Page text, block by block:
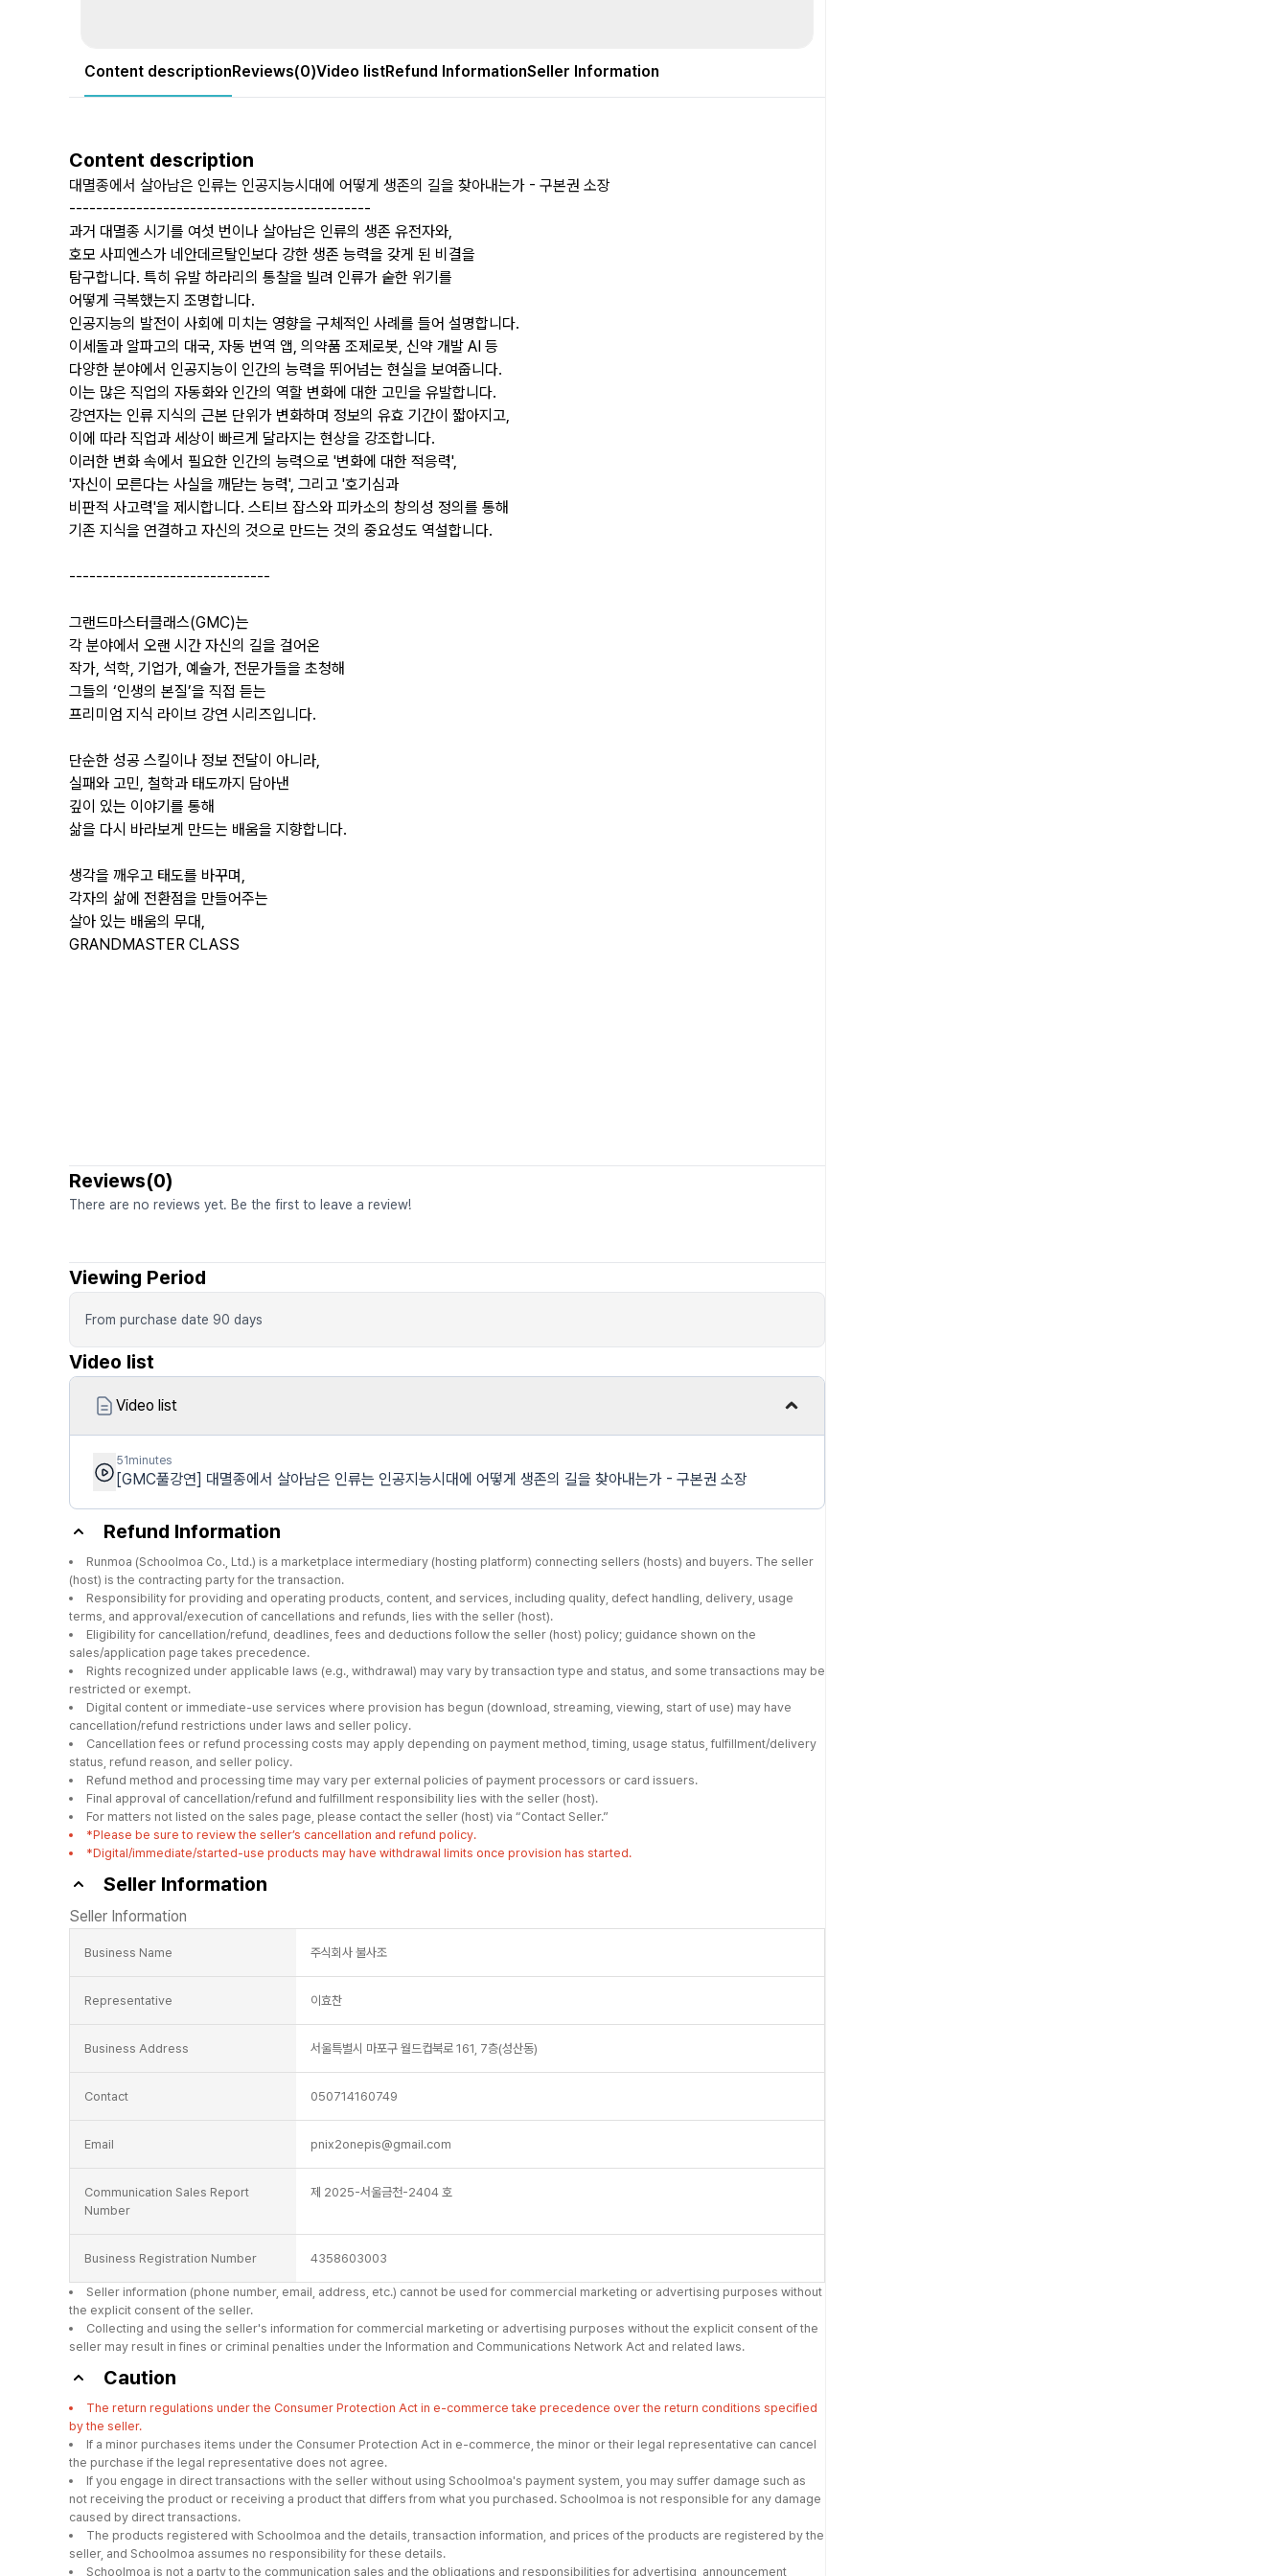
Content descriptionReviews(0)Video listRefund InformationSeller Information
Viewing Period
From purchase date 90 days
Video list
Video list
51minutes
[GMC풀강연] 대멸종에서 살아남은 인류는 인공지능시대에 어떻게 생존의 길을 찾아내는가 - 구본권 소장
Content description
대멸종에서 살아남은 인류는 인공지능시대에 어떻게 생존의 길을 찾아내는가 - 구본권 소장
---------------------------------------------
과거 대멸종 시기를 여섯 번이나 살아남은 인류의 생존 유전자와,
호모 사피엔스가 네안데르탈인보다 강한 생존 능력을 갖게 된 비결을
탐구합니다. 특히 유발 하라리의 통찰을 빌려 인류가 숱한 위기를
어떻게 극복했는지 조명합니다.
인공지능의 발전이 사회에 미치는 영향을 구체적인 사례를 들어 설명합니다.
이세돌과 알파고의 대국, 자동 번역 앱, 의약품 조제로봇, 신약 개발 AI 등
다양한 분야에서 인공지능이 인간의 능력을 뛰어넘는 현실을 보여줍니다.
이는 많은 직업의 자동화와 인간의 역할 변화에 대한 고민을 유발합니다.
강연자는 인류 지식의 근본 단위가 변화하며 정보의 유효 기간이 짧아지고,
이에 따라 직업과 세상이 빠르게 달라지는 현상을 강조합니다.
이러한 변화 속에서 필요한 인간의 능력으로 '변화에 대한 적응력',
'자신이 모른다는 사실을 깨닫는 능력', 그리고 '호기심과
비판적 사고력'을 제시합니다. 스티브 잡스와 피카소의 창의성 정의를 통해
기존 지식을 연결하고 자신의 것으로 만드는 것의 중요성도 역설합니다.
------------------------------
그랜드마스터클래스(GMC)는
각 분야에서 오랜 시간 자신의 길을 걸어온
작가, 석학, 기업가, 예술가, 전문가들을 초청해
그들의 ‘인생의 본질’을 직접 듣는
프리미엄 지식 라이브 강연 시리즈입니다.
단순한 성공 스킬이나 정보 전달이 아니라,
실패와 고민, 철학과 태도까지 담아낸
깊이 있는 이야기를 통해
삶을 다시 바라보게 만드는 배움을 지향합니다.
생각을 깨우고 태도를 바꾸며,
각자의 삶에 전환점을 만들어주는
살아 있는 배움의 무대,
GRANDMASTER CLASS
Reviews(0)
There are no reviews yet. Be the first to leave a review!
Refund Information
Runmoa (Schoolmoa Co., Ltd.) is a marketplace intermediary (hosting platform) connecting sellers (hosts) and buyers. The seller
(host) is the contracting party for the transaction.
Responsibility for providing and operating products, content, and services, including quality, defect handling, delivery, usage
terms, and approval/execution of cancellations and refunds, lies with the seller (host).
Eligibility for cancellation/refund, deadlines, fees and deductions follow the seller (host) policy; guidance shown on the
sales/application page takes precedence.
Rights recognized under applicable laws (e.g., withdrawal) may vary by transaction type and status, and some transactions may be
restricted or exempt.
Digital content or immediate-use services where provision has begun (download, streaming, viewing, start of use) may have
cancellation/refund restrictions under laws and seller policy.
Cancellation fees or refund processing costs may apply depending on payment method, timing, usage status, fulfillment/delivery
status, refund reason, and seller policy.
Refund method and processing time may vary per external policies of payment processors or card issuers.
Final approval of cancellation/refund and fulfillment responsibility lies with the seller (host).
For matters not listed on the sales page, please contact the seller (host) via “Contact Seller.”
*Please be sure to review the seller’s cancellation and refund policy.
*Digital/immediate/started-use products may have withdrawal limits once provision has started.
Seller Information
Seller Information
Business Name 주식회사 불사조
Representative 이효찬
Business Address 서울특별시 마포구 월드컵북로 161, 7층(성산동)
Contact 050714160749
Email pnix2onepis@gmail.com
Communication Sales Report
Number
제 2025-서울금천-2404 호
Business Registration Number 4358603003
Seller information (phone number, email, address, etc.) cannot be used for commercial marketing or advertising purposes without
the explicit consent of the seller.
Collecting and using the seller's information for commercial marketing or advertising purposes without the explicit consent of the
seller may result in fines or criminal penalties under the Information and Communications Network Act and related laws.
Caution
The return regulations under the Consumer Protection Act in e-commerce take precedence over the return conditions specified
by the seller.
If a minor purchases items under the Consumer Protection Act in e-commerce, the minor or their legal representative can cancel
the purchase if the legal representative does not agree.
If you engage in direct transactions with the seller without using Schoolmoa's payment system, you may suffer damage such as
not receiving the product or receiving a product that differs from what you purchased. Schoolmoa is not responsible for any damage
caused by direct transactions.
The products registered with Schoolmoa and the details, transaction information, and prices of the products are registered by the
seller, and Schoolmoa assumes no responsibility for these details.
Schoolmoa is not a party to the communication sales and the obligations and responsibilities for advertising, announcement